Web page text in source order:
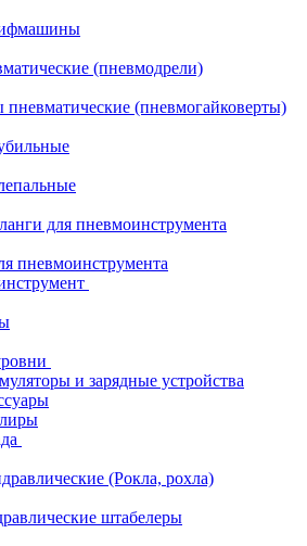
(пневмодрели)
пневматические (пневмогайковерты)
для пневмоинструмента
пневмоинструмента
и зарядные устройства
(Рокла, рохла)
штабелеры